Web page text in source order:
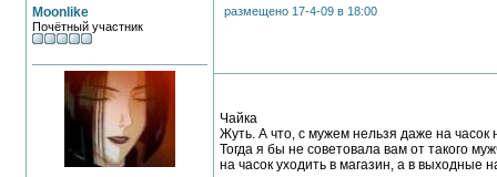
Moonlike
Почётный участник
размещено 17-4-09 в 18:00
Чайка
Жуть. А что, с мужем нельзя даже на часок
Тогда я бы не советовала вам от такого
на часок уходить в магазин, а в выходные